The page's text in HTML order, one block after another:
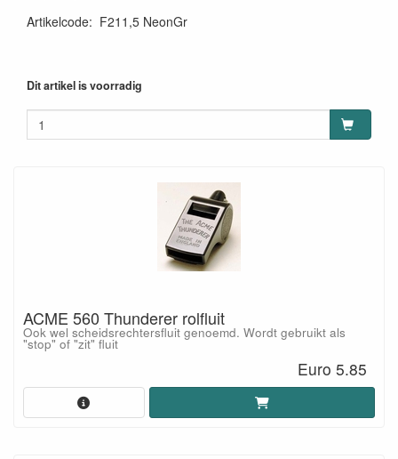
Artikelcode: F211,5 NeonGr
Dit artikel is voorradig
ACME 560 Thunderer rolfluit
Ook wel scheidsrechtersfluit genoemd. Wordt gebruikt als
"stop" of "zit" fluit
Euro 5.85